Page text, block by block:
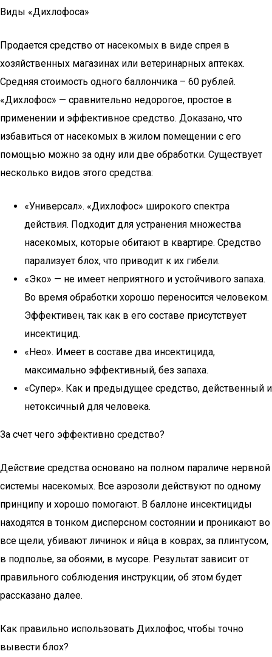
Виды «Дихлофоса»
Продается средство от насекомых в виде спрея в
хозяйственных магазинах или ветеринарных аптеках.
Средняя стоимость одного баллончика – 60 рублей.
«Дихлофос» — сравнительно недорогое, простое в
применении и эффективное средство. Доказано, что
избавиться от насекомых в жилом помещении с его
помощью можно за одну или две обработки. Существует
несколько видов этого средства:
«Универсал». «Дихлофос» широкого спектра
действия. Подходит для устранения множества
насекомых, которые обитают в квартире. Средство
парализует блох, что приводит к их гибели.
«Эко» — не имеет неприятного и устойчивого запаха.
Во время обработки хорошо переносится человеком.
Эффективен, так как в его составе присутствует
инсектицид.
«Нео». Имеет в составе два инсектицида,
максимально эффективный, без запаха.
«Супер». Как и предыдущее средство, действенный и
нетоксичный для человека.
За счет чего эффективно средство?
Действие средства основано на полном параличе нервной
системы насекомых. Все аэрозоли действуют по одному
принципу и хорошо помогают. В баллоне инсектициды
находятся в тонком дисперсном состоянии и проникают во
все щели, убивают личинок и яйца в коврах, за плинтусом,
в подполье, за обоями, в мусоре. Результат зависит от
правильного соблюдения инструкции, об этом будет
рассказано далее.
Как правильно использовать Дихлофос, чтобы точно
вывести блох?